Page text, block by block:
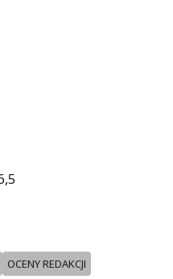
OCENY REDAKCJI